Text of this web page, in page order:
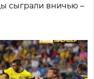
сыграли вничью –